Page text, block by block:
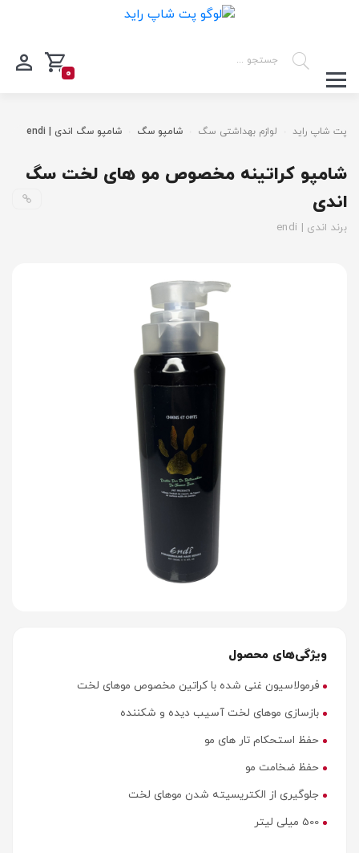
0
پت شاپ راید لوازم بهداشتی سگ شامپو سگ شامپو سگ اندی | endi
شامپو کراتینه مخصوص مو های لخت سگ
اندی
برند اندی | endi
ویژگی‌های محصول
فرمولاسیون غنی شده با کراتین مخصوص موهای لخت
بازسازی موهای لخت آسیب دیده و شکننده
حفظ استحکام تار های مو
حفظ ضخامت مو
جلوگیری از الکتریسیته شدن موهای لخت
500 میلی لیتر